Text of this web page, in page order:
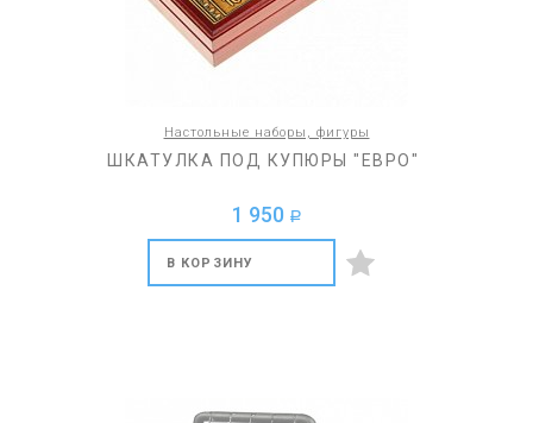
Настольные наборы, фигуры
ШКАТУЛКА ПОД КУПЮРЫ "ЕВРО"
1 950 a
В КОРЗИНУ